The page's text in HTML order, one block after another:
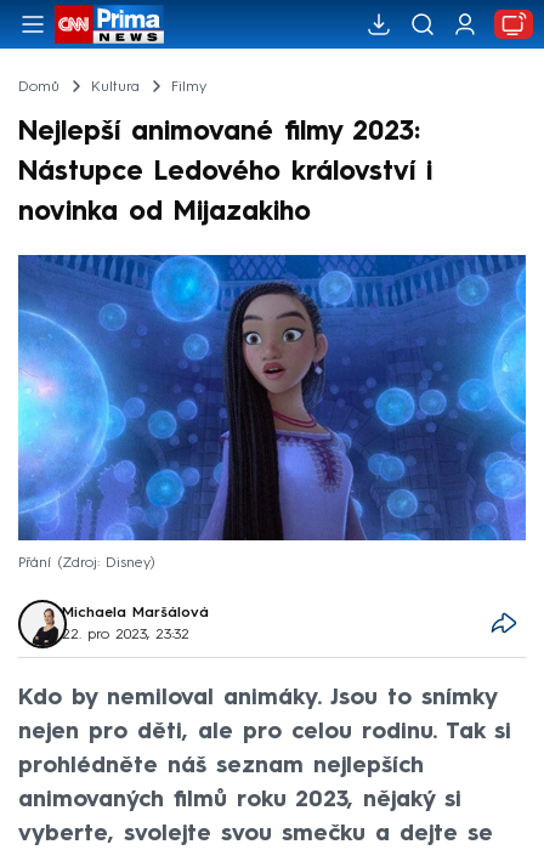
Domů Kultura Filmy
Nejlepší animované filmy 2023:
Nástupce Ledového království i
novinka od Mijazakiho
Přání Zdroj: Disney
Michaela Maršálová
22. pro 2023, 23:32
Kdo by nemiloval animáky. Jsou to snímky
nejen pro děti, ale pro celou rodinu. Tak si
prohlédněte náš seznam nejlepších
animovaných filmů roku 2023, nějaký si
vyberte, svolejte svou smečku a dejte se